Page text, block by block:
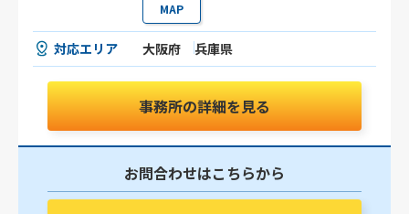
MAP
対応エリア 大阪府 兵庫県
事務所の詳細を見る
お問合わせはこちらから